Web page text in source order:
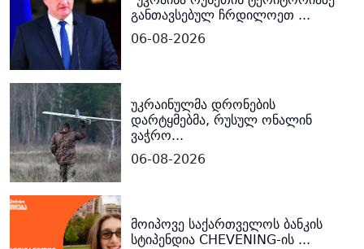
განთავსებულ ჩრდილოეთ ...
06-08-2026
უკრაინულმა დრონების
დარტყმებმა, რუსულ ონალინ
ვაჭრო...
06-08-2026
მოიპოვე საქართველოს ბანკის
სტიპენდია CHEVENING-ის ...